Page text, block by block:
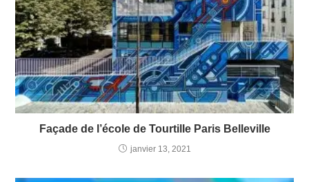
Façade de l’école de Tourtille Paris Belleville
janvier 13, 2021